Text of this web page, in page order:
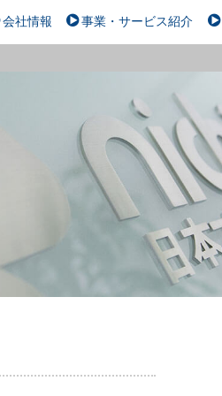
会社情報 事業・サービス紹介